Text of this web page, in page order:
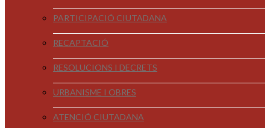
PARTICIPACIÓ CIUTADANA
RECAPTACIÓ
RESOLUCIONS I DECRETS
URBANISME I OBRES
ATENCIÓ CIUTADANA